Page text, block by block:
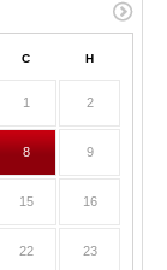
С Н
1 2
8 9
15 16
22 23